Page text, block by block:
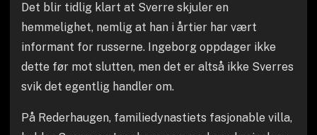
Det blir tidlig klart at Sverre skjuler en
hemmelighet, nemlig at han i årtier har vært
informant for russerne. Ingeborg oppdager ikke
dette før mot slutten, men det er altså ikke Sverres
svik det egentlig handler om.
På Rederhaugen, familiedynastiets fasjonable villa,